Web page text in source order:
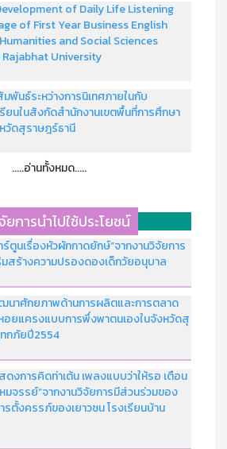
of Daily Life Listening
of First Year Business English
and Social Sciences
University
พันธ์ระหว่างการนิเทศภายในกับ
ยนในสังกัดสำนักงานเขตพื้นที่การศึกษา
วัดสุราษฎร์ธานี
.....อ่านทั้งหมด.....
ยการนำไปใช้ประโยชน์
ร์ตูนเรื่องหัวผักกาดยักษ์”จากงานวิจัยการ
ร้างความปรองดองเด็กวัยอนุบาล
นาศักยภาพด้านการผลิตและการตลาด
อยแครงแบบการพึ่งพาตนเองในจังหวัดสุ
กภัยปี2554
ดงการคิดท่าเต้น เพลงแบบว่าให้รอ เตือน
มจรรย์”จากงานวิจัยการมีส่วนร่วมของ
ตั้งครรภ์ของเยาวชน โรงเรียนบ้าน